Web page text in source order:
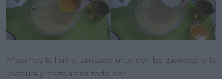
Añadimos la harina tamizada junto con las gaseosas o la
levadura y mezclamos todo bien.